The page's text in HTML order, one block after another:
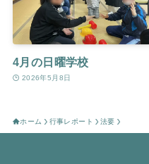
4月の日曜学校
2026年5月8日
ホーム 行事レポート 法要